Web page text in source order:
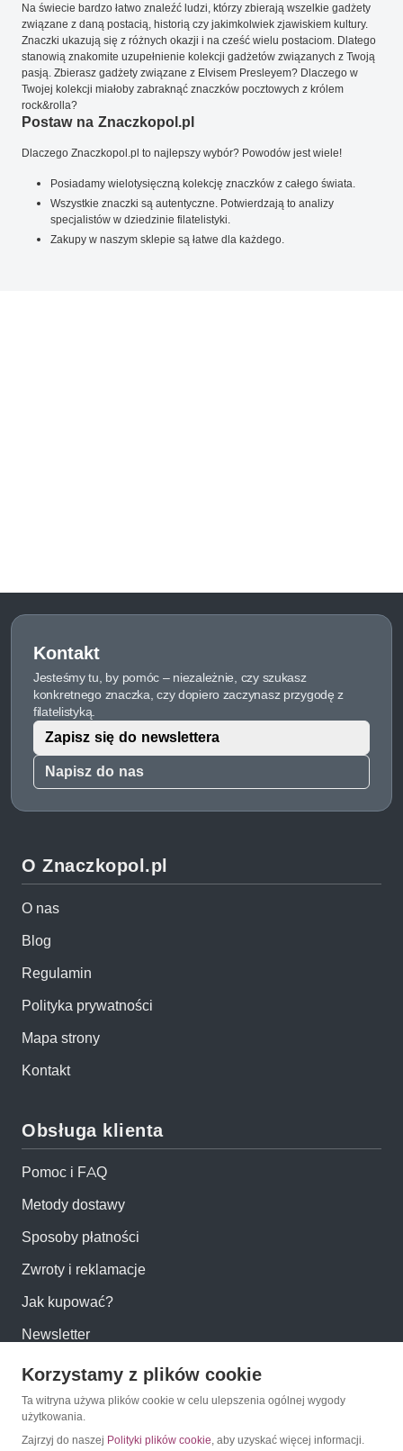
Na świecie bardzo łatwo znaleźć ludzi, którzy zbierają wszelkie gadżety
związane z daną postacią, historią czy jakimkolwiek zjawiskiem kultury.
Znaczki ukazują się z różnych okazji i na cześć wielu postaciom. Dlatego
stanowią znakomite uzupełnienie kolekcji gadżetów związanych z Twoją
pasją. Zbierasz gadżety związane z Elvisem Presleyem? Dlaczego w
Twojej kolekcji miałoby zabraknąć znaczków pocztowych z królem
rock&rolla?
Postaw na Znaczkopol.pl
Dlaczego Znaczkopol.pl to najlepszy wybór? Powodów jest wiele!
Posiadamy wielotysięczną kolekcję znaczków z całego świata.
Wszystkie znaczki są autentyczne. Potwierdzają to analizy
specjalistów w dziedzinie filatelistyki.
Zakupy w naszym sklepie są łatwe dla każdego.
Kontakt
Jesteśmy tu, by pomóc – niezależnie, czy szukasz
konkretnego znaczka, czy dopiero zaczynasz przygodę z
filatelistyką.
Napisz do nas
Zapisz się do newslettera
O Znaczkopol.pl
O nas
Blog
Regulamin
Polityka prywatności
Mapa strony
Kontakt
Obsługa klienta
Pomoc i FAQ
Metody dostawy
Sposoby płatności
Zwroty i reklamacje
Jak kupować?
Newsletter
Konto
Moje konto
Korzystamy z plików cookie
Ta witryna używa plików cookie w celu ulepszenia ogólnej wygody
użytkowania.
Zajrzyj do naszej Polityki plików cookie, aby uzyskać więcej informacji.